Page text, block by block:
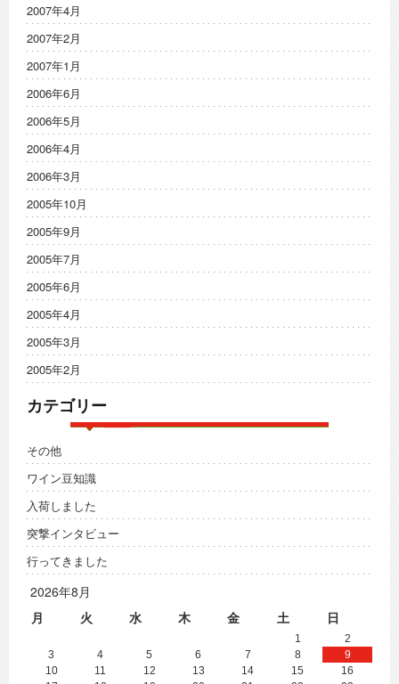
2007年4月
2007年2月
2007年1月
2006年6月
2006年5月
2006年4月
2006年3月
2005年10月
2005年9月
2005年7月
2005年6月
2005年4月
2005年3月
2005年2月
カテゴリー
その他
ワイン豆知識
入荷しました
突撃インタビュー
行ってきました
2026年8月
月
火 水 木 金 土 日
1
2
3
4 5 6 7 8
9
10
11 12 13 14 15
16